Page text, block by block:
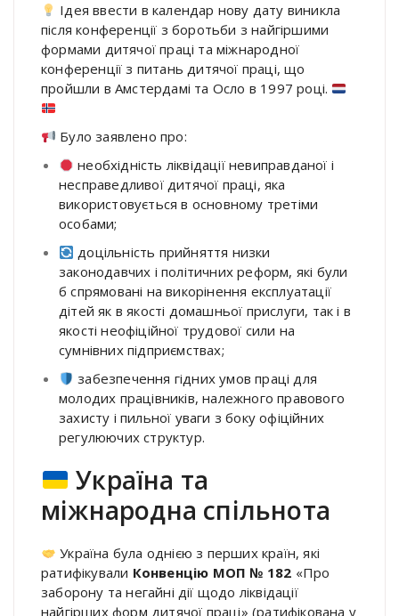
Ідея ввести в календар нову дату виникла
після конференції з боротьби з найгіршими
формами дитячої праці та міжнародної
конференції з питань дитячої праці, що
пройшли в Амстердамі та Осло в 1997 році.
Було заявлено про:
необхідність ліквідації невиправданої і
несправедливої дитячої праці, яка
використовується в основному третіми
особами;
доцільність прийняття низки
законодавчих і політичних реформ, які були
б спрямовані на викорінення експлуатації
дітей як в якості домашньої прислуги, так і в
якості неофіційної трудової сили на
сумнівних підприємствах;
забезпечення гідних умов праці для
молодих працівників, належного правового
захисту і пильної уваги з боку офіційних
регулюючих структур.
Україна та
міжнародна спільнота
Україна була однією з перших країн, які
ратифікували Конвенцію МОП № 182 «Про
заборону та негайні дії щодо ліквідації
найгірших форм дитячої праці» (ратифікована у